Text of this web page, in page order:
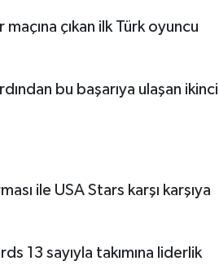
çıkan ilk Türk oyuncu
bu başarıya ulaşan ikinci
ile USA Stars karşı karşıya
13 sayıyla takımına liderlik